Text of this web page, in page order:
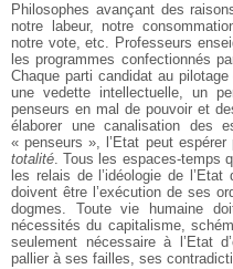
Philosophes avançant des
notre labeur, notre
notre vote, etc. Professeurs
les programmes confectionnés
Chaque parti candidat au
une vedette intellectuelle, un
penseurs en mal de pouvoir et
élaborer une canalisation des
« penseurs », l’Etat peut
totalité. Tous les espaces-temps
les relais de l’idéologie de
doivent être l’exécution de ses
dogmes. Toute vie humaine
nécessités du capitalisme,
seulement nécessaire à l’Etat
pallier à ses failles, ses